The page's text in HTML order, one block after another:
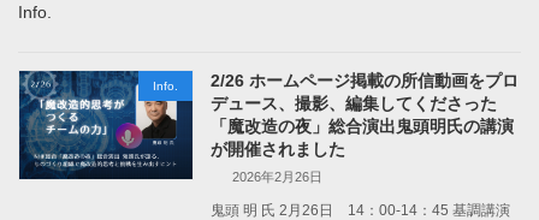
Info.
Info.
2/26 ホームページ掲載の所信動画をプロ
デュース、撮影、編集してくださった
「魔改造の夜」総合演出鬼頭明氏の講演
が開催されました
2026年2月26日
鬼頭 明 氏 2月26日 14：00-14：45 基調講演